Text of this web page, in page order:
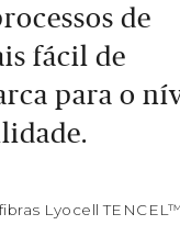
de
fácil de
para o
Lyocell